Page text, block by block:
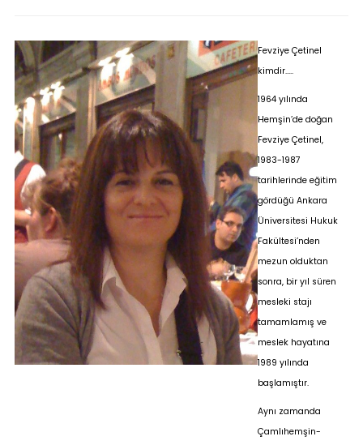
Fevziye Çetinel
kimdir…..
1964 yılında
Hemşin’de doğan
Fevziye Çetinel,
1983-1987
tarihlerinde eğitim
gördüğü Ankara
Üniversitesi Hukuk
Fakültesi’nden
mezun olduktan
sonra, bir yıl süren
mesleki stajı
tamamlamış ve
meslek hayatına
1989 yılında
başlamıştır.
Aynı zamanda
Çamlıhemşin-